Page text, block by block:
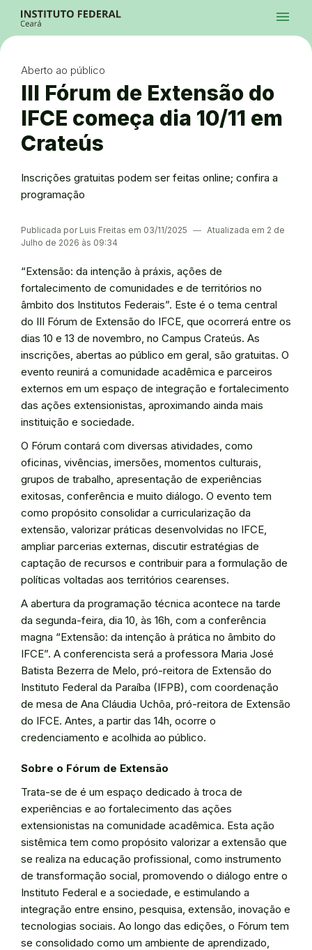
Ir para a busca
Ir para o menu principal
Ir para o conteúdo
Alto Contraste
Login da Área Administrativa
Acessibilidade
menu
InstagramTwitter/XFacebook
Aberto ao público
III Fórum de Extensão do
IFCE começa dia 10/11 em
Crateús
Inscrições gratuitas podem ser feitas online; confira a
programação
Publicada por Luis Freitas em 03/11/2025 ― Atualizada em 2 de
Julho de 2026 às 09:34
“Extensão: da intenção à práxis, ações de
fortalecimento de comunidades e de territórios no
âmbito dos Institutos Federais”. Este é o tema central
do III Fórum de Extensão do IFCE, que ocorrerá entre os
dias 10 e 13 de novembro, no Campus Crateús. As
inscrições, abertas ao público em geral, são gratuitas. O
evento reunirá a comunidade acadêmica e parceiros
externos em um espaço de integração e fortalecimento
das ações extensionistas, aproximando ainda mais
instituição e sociedade.
O Fórum contará com diversas atividades, como
oficinas, vivências, imersões, momentos culturais,
grupos de trabalho, apresentação de experiências
exitosas, conferência e muito diálogo. O evento tem
como propósito consolidar a curricularização da
extensão, valorizar práticas desenvolvidas no IFCE,
ampliar parcerias externas, discutir estratégias de
captação de recursos e contribuir para a formulação de
políticas voltadas aos territórios cearenses.
A abertura da programação técnica acontece na tarde
da segunda-feira, dia 10, às 16h, com a conferência
magna “Extensão: da intenção à prática no âmbito do
IFCE”. A conferencista será a professora Maria José
Batista Bezerra de Melo, pró-reitora de Extensão do
Instituto Federal da Paraíba (IFPB), com coordenação
de mesa de Ana Cláudia Uchôa, pró-reitora de Extensão
do IFCE. Antes, a partir das 14h, ocorre o
credenciamento e acolhida ao público.
Sobre o Fórum de Extensão
Trata-se de é um espaço dedicado à troca de
experiências e ao fortalecimento das ações
extensionistas na comunidade acadêmica. Esta ação
sistêmica tem como propósito valorizar a extensão que
se realiza na educação profissional, como instrumento
de transformação social, promovendo o diálogo entre o
Instituto Federal e a sociedade, e estimulando a
integração entre ensino, pesquisa, extensão, inovação e
tecnologias sociais. Ao longo das edições, o Fórum tem
se consolidado como um ambiente de aprendizado,